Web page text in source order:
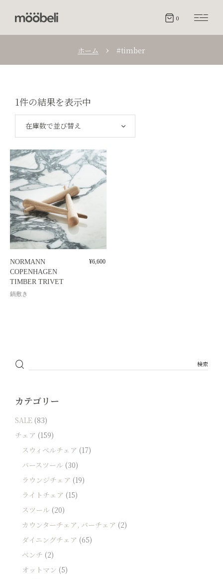
0
ホーム #timber
1件の結果を表示中
在庫数で並び替え
NORMANN
COPENHAGEN
TIMBER TRIVET
鍋敷き
¥6,600
カテゴリー
SALE (83)
チェア (159)
スウィベルチェア (17)
バースツール (30)
ラウンジチェア (19)
ライトチェア (15)
スツール (20)
カウンターチェア, バーチェア (2)
ダイニングチェア (65)
ベンチ (2)
オットマン (5)